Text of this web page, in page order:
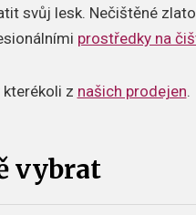
svůj lesk. Nečištěné
prostředky na
z našich prodejen.
vybrat